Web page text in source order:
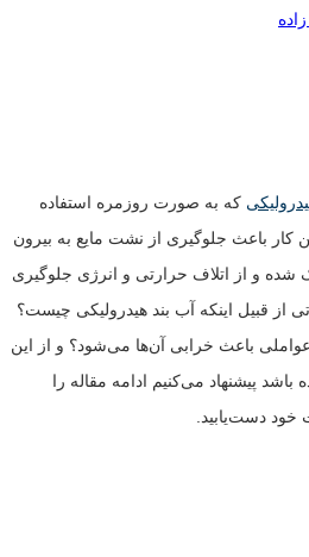
که به صورت روزمره استفاده
باعث جلوگیری از نشت مایع به بیرون
شده و از اتلاف حرارتی و انرژی جلوگیری
از قبیل اینکه آب بند هیدرولیکی چیست؟
عواملی باعث خرابی آن‌ها می‌شود؟ و از این
پیشنهاد می‌کنیم ادامه مقاله را
خود دست‌یابید.